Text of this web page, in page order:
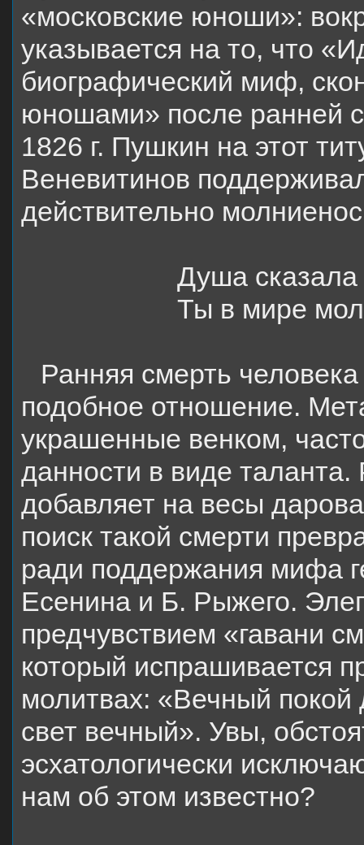
«московские юноши»:
указывается на то, что
биографический миф,
юношами» после ранней
1826 г. Пушкин на этот
Веневитинов
действительно
Душа
Ты в мире
Ранняя смерть
подобное отношение.
украшенные венком,
данности в виде
добавляет на весы
поиск такой смерти
ради поддержания мифа
Есенина и Б. Рыжего.
предчувствием «гавани
который испрашивается
молитвах: «Вечный покой
свет вечный». Увы,
эсхатологически
нам об этом известно?